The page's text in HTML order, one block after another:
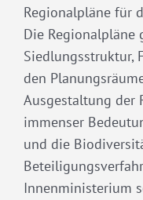
Regionalpläne für
Die Regionalpläne
Siedlungsstruktur,
den
Ausgestaltung der
immenser
und die
Innenministerium